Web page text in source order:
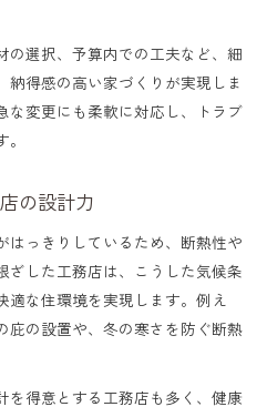
の選択、予算内での工夫など、細
納得感の高い家づくりが実現しま
な変更にも柔軟に対応し、トラブ
の設計力
はっきりしているため、断熱性や
ざした工務店は、こうした気候条
な住環境を実現します。例え
庇の設置や、冬の寒さを防ぐ断熱
を得意とする工務店も多く、健康